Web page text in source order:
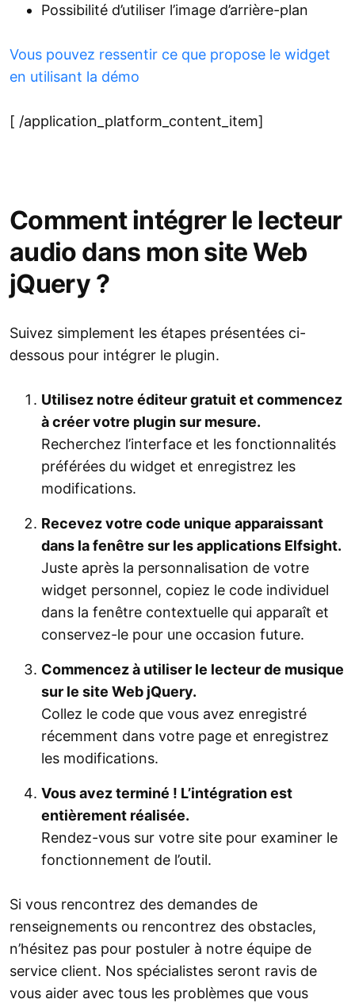
Possibilité d’utiliser l’image d’arrière-plan
Vous pouvez ressentir ce que propose le widget
en utilisant la démo
[ /application_platform_content_item]
Comment intégrer le lecteur
audio dans mon site Web
jQuery ?
Suivez simplement les étapes présentées ci-
dessous pour intégrer le plugin.
Utilisez notre éditeur gratuit et commencez
à créer votre plugin sur mesure.
Recherchez l’interface et les fonctionnalités
préférées du widget et enregistrez les
modifications.
Recevez votre code unique apparaissant
dans la fenêtre sur les applications Elfsight.
Juste après la personnalisation de votre
widget personnel, copiez le code individuel
dans la fenêtre contextuelle qui apparaît et
conservez-le pour une occasion future.
Commencez à utiliser le lecteur de musique
sur le site Web jQuery.
Collez le code que vous avez enregistré
récemment dans votre page et enregistrez
les modifications.
Vous avez terminé ! L’intégration est
entièrement réalisée.
Rendez-vous sur votre site pour examiner le
fonctionnement de l’outil.
Si vous rencontrez des demandes de
renseignements ou rencontrez des obstacles,
n’hésitez pas pour postuler à notre équipe de
service client. Nos spécialistes seront ravis de
vous aider avec tous les problèmes que vous